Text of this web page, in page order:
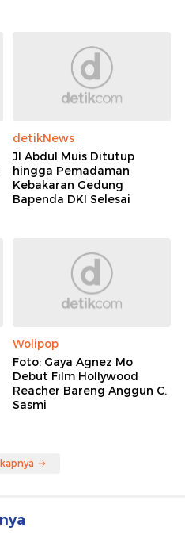
detikNews
Jl Abdul Muis Ditutup
hingga Pemadaman
Kebakaran Gedung
Bapenda DKI Selesai
Wolipop
Foto: Gaya Agnez Mo
Debut Film Hollywood
Reacher Bareng Anggun C.
Sasmi